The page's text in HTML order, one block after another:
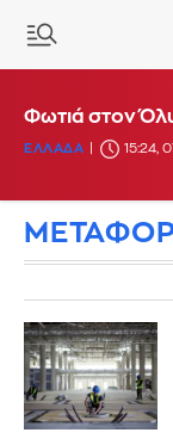
Φωτιά στον
ΕΛΛΑΔΑ 15:24,